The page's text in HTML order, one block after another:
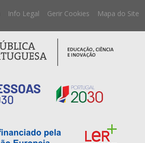
Info Legal Gerir Cookies Mapa do Site